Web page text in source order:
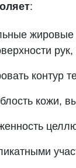
:
контур
кожи,